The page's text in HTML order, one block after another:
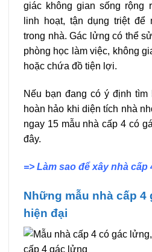
giác không gian sống rộng
linh hoạt, tận dụng triệt để
trong nhà. Gác lửng có thể
phòng học làm việc, không
hoặc chứa đồ tiện lợi.
Nếu bạn đang có ý định tìm
hoàn hảo khi diện tích nhà
ngay 15 mẫu nhà cấp 4 có
đây.
=> Làm sao để xây nhà cấp
Những mẫu nhà cấp 4
hiện đại